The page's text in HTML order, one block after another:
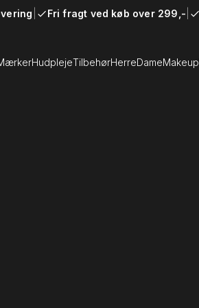
Fri fragt ved køb over 299,-
HudplejeTilbehørHerreDameMakeup